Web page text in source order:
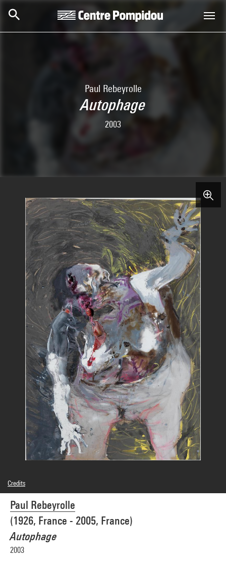
Paul Rebeyrolle
Autophage
2003
Paul Rebeyrolle
(1926, France - 2005, France)
Autophage
2003
Credits
© Adagp, Paris
Photo credits : Centre Pompidou, MNAM-CCI/Georges Meguerditchian/Dist.
GrandPalaisRmn
Image reference : 4N72888
Image presentation :